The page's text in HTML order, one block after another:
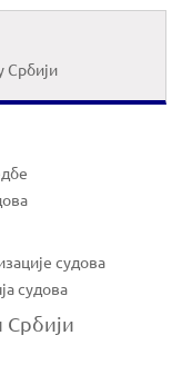
Србији
судова
судова
Србији